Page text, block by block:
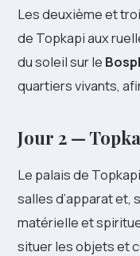
Les deuxième et
de Topkapi aux
du soleil sur le
quartiers vivants,
Jour 2 —
Le palais de
salles d’apparat et,
matérielle et
situer les objets et